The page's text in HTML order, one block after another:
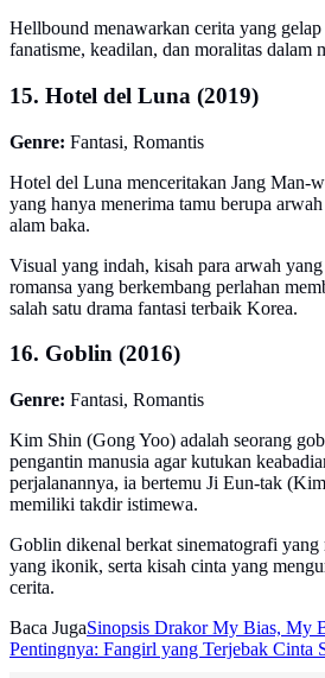
Hellbound menawarkan cerita yang
fanatisme, keadilan, dan moralitas dalam
15. Hotel del Luna (2019)
Genre: Fantasi, Romantis
Hotel del Luna menceritakan Jang Man-
yang hanya menerima tamu berupa
alam baka.
Visual yang indah, kisah para arwah
romansa yang berkembang perlahan
salah satu drama fantasi terbaik Korea.
16. Goblin (2016)
Genre: Fantasi, Romantis
Kim Shin (Gong Yoo) adalah seorang
pengantin manusia agar kutukan
perjalanannya, ia bertemu Ji Eun-tak
memiliki takdir istimewa.
Goblin dikenal berkat sinematografi yang
yang ikonik, serta kisah cinta yang
cerita.
Baca JugaSinopsis Drakor My Bias, My
Pentingnya: Fangirl yang Terjebak Cinta